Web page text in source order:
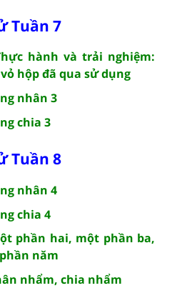
Tuần 7
hành và trải nghiệm:
hộp đã qua sử dụng
nhân 3
chia 3
Tuần 8
nhân 4
chia 4
phần hai, một phần ba,
năm
nhẩm, chia nhẩm